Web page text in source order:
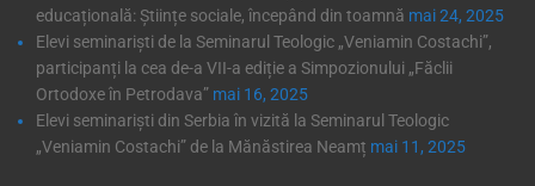
educațională: Științe sociale, începând din toamnă mai 24, 2025
Elevi seminariști de la Seminarul Teologic „Veniamin Costachi”,
participanți la cea de-a VII-a ediție a Simpozionului „Făclii
Ortodoxe în Petrodava” mai 16, 2025
Elevi seminariști din Serbia în vizită la Seminarul Teologic
„Veniamin Costachi” de la Mănăstirea Neamț mai 11, 2025